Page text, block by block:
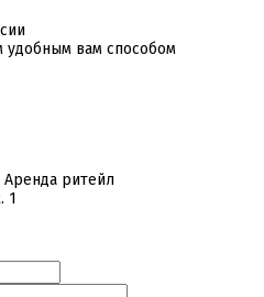
вам способом
ритейл
1